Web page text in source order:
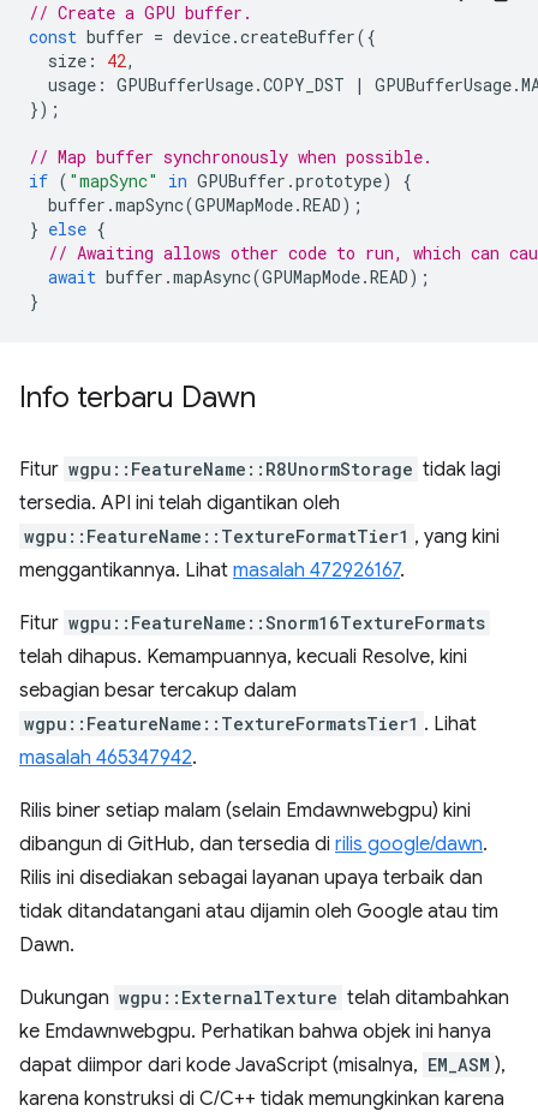
// Create a GPU buffer.
const buffer = device.createBuffer({
size : 42,
usage : GPUBufferUsage.COPY_DST | GPUBufferUsage.
});
// Map buffer synchronously when possible.
if ( "mapSync" in GPUBuffer .prototype)
{
buffer .mapSync(GPUMapMode.READ);
} else {
// Awaiting allows other code to run, which can
await buffer .mapAsync(GPUMapMode.READ);
}
Info terbaru Dawn
Fitur wgpu::FeatureName::R8UnormStorage tidak lagi
tersedia. API ini telah digantikan oleh
wgpu::FeatureName::TextureFormatTier1 , yang kini
menggantikannya. Lihat masalah 472926167.
Fitur wgpu::FeatureName::Snorm16TextureFormats
telah dihapus. Kemampuannya, kecuali Resolve, kini
sebagian besar tercakup dalam
wgpu::FeatureName::TextureFormatsTier1 . Lihat
masalah 465347942.
Rilis biner setiap malam (selain Emdawnwebgpu) kini
dibangun di GitHub, dan tersedia di rilis google/dawn.
Rilis ini disediakan sebagai layanan upaya terbaik dan
tidak ditandatangani atau dijamin oleh Google atau tim
Dawn.
Dukungan wgpu::ExternalTexture telah ditambahkan
ke Emdawnwebgpu. Perhatikan bahwa objek ini hanya
dapat diimpor dari kode JavaScript (misalnya, EM_ASM ),
karena konstruksi di C/C++ tidak memungkinkan karena